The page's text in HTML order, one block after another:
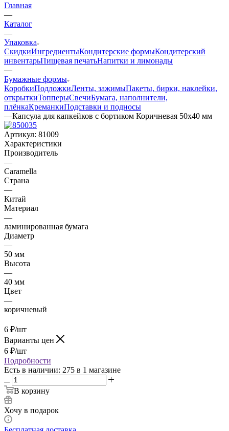
Главная
—
Каталог
—
Упаковка
СкидкиИнгредиентыКондитерские формыКондитерский
инвентарьПищевая печатьНапитки и лимонады
—
Бумажные формы
КоробкиПодложкиЛенты, зажимыПакеты, бирки, наклейки,
открыткиТопперыСвечиБумага, наполнители,
плёнкаКреманкиПодставки и подносы
—Капсула для капкейков с бортиком Коричневая 50х40 мм
Артикул: 81009
Характеристики
Производитель
—
Caramella
Страна
—
Китай
Материал
—
ламинированная бумага
Диаметр
—
50 мм
Высота
—
40 мм
Цвет
—
коричневый
6 ₽/шт
Варианты цен
6 ₽/шт
Подробности
Есть в наличии: 275 в 1 магазине
В корзину
Хочу в подарок